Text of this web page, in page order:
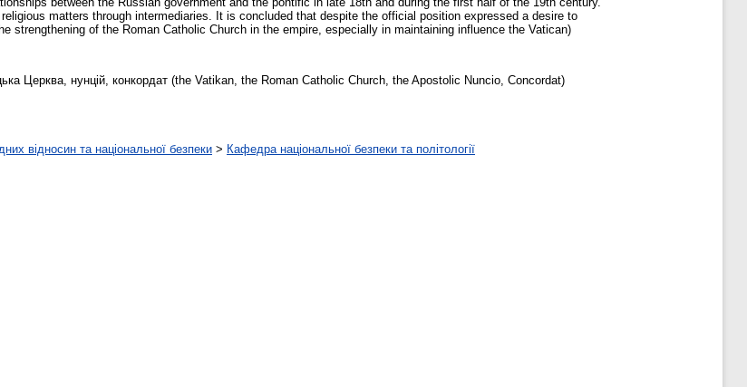
matters through intermediaries. It is concluded that despite the official position expressed a desire to
strengthening of the Roman Catholic Church in the empire, especially in maintaining influence the Vatican)
Церква, нунцій, конкордат (the Vatikan, the Roman Catholic Church, the Apostolic Nuncio, Concordat)
відносин та національної безпеки > Кафедра національної безпеки та політології